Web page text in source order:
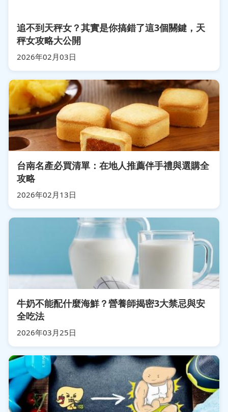
追不到天秤女？其實是你搞錯了這3個關鍵，天
秤女攻略大公開
2026年02月03日
台南名產必買清單：在地人推薦伴手禮與選購全
攻略
2026年02月13日
牛奶不能配什麼海鮮？營養師揭密3大禁忌與安
全吃法
2026年03月25日